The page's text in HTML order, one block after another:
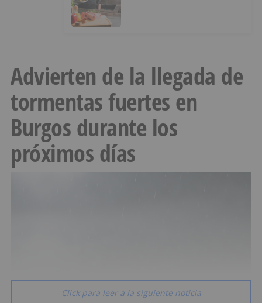
Advierten de la llegada de
tormentas fuertes en
Burgos durante los
próximos días
Click para leer a la siguiente noticia